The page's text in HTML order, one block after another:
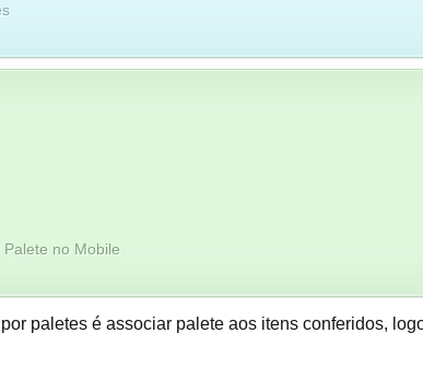
no Mobile
paletes é associar palete aos itens conferidos,